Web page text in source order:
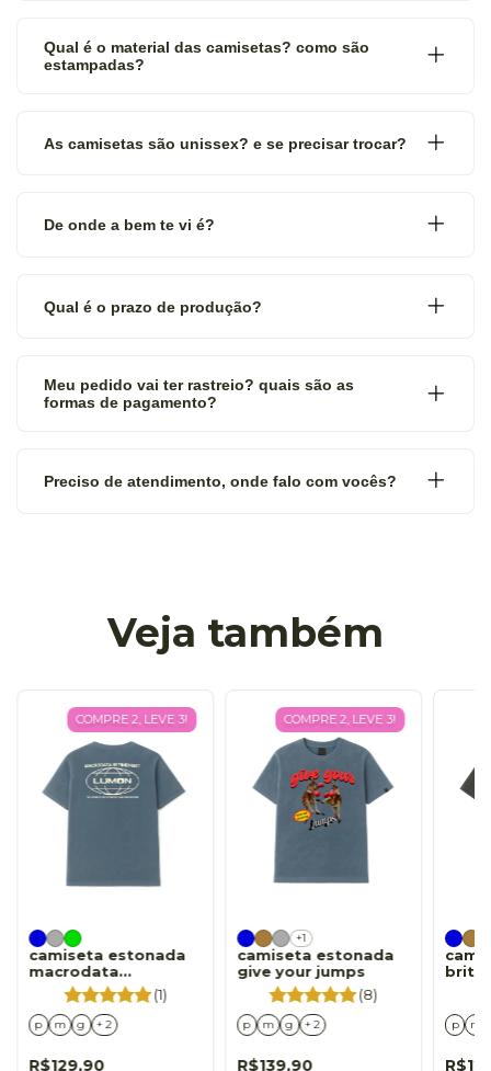
Qual é o material das camisetas? como são
estampadas?
As camisetas são unissex? e se precisar trocar?
De onde a bem te vi é?
Qual é o prazo de produção?
Meu pedido vai ter rastreio? quais são as
formas de pagamento?
Preciso de atendimento, onde falo com vocês?
Veja também
COMPRE 2, LEVE 3!
camiseta estonada
macrodata
refinement
(1)
p m g + 2
R$129,90
COMPRE 2, LEVE 3!
+1
camiseta estonada
give your jumps
(8)
p m g + 2
R$139,90
p m